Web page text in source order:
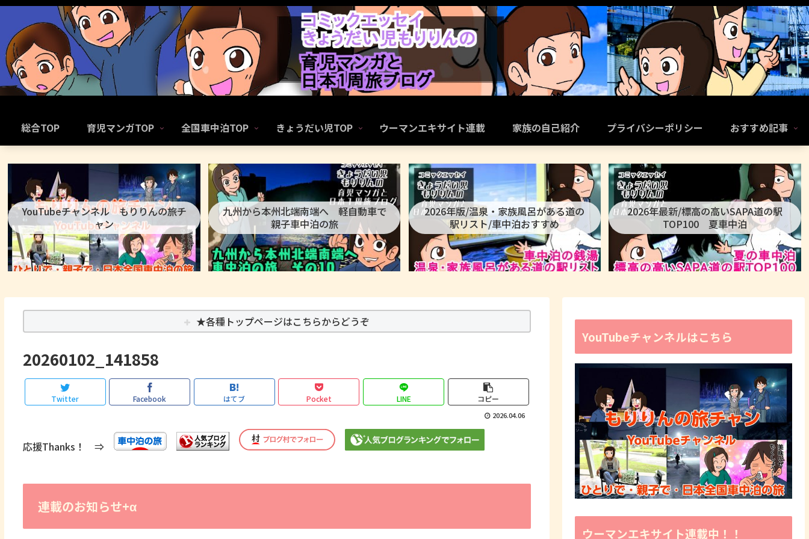
総合TOP 育児マンガTOP 全国車中泊TOP きょうだい児TOP ウーマンエキサイト連載 家族の自己紹介 プライバシーポリシー おすすめ記事
YouTubeチャンネル もりりんの旅チ
ャン
九州から本州北端南端へ 軽自動車で
親子車中泊の旅
2026年版/温泉・家族風呂がある道の
駅リスト/車中泊おすすめ
2026年最新/標高の高いSAPA道の駅
TOP100 夏車中泊
★各種トップページはこちらからどうぞ
20260102_141858
Twitter Facebook はてブ Pocket LINE コピー
2026.04.06
応援Thanks！ ⇒
連載のお知らせ+α
YouTubeチャンネルはこちら
ウーマンエキサイト連載中！！